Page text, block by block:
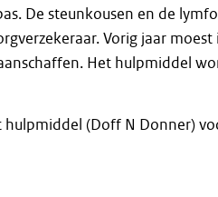
De steunkousen en de
Vorig jaar moest
Het hulpmiddel
hulpmiddel (Doff N Donner)